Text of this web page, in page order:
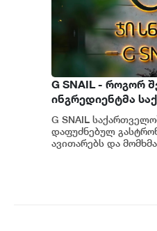
G SNAIL - როგორ
ინგრედიენტმა
საერთაშორისო
კონცეფციას
G SNAIL
დაფუძნებულ
ავითარებს და